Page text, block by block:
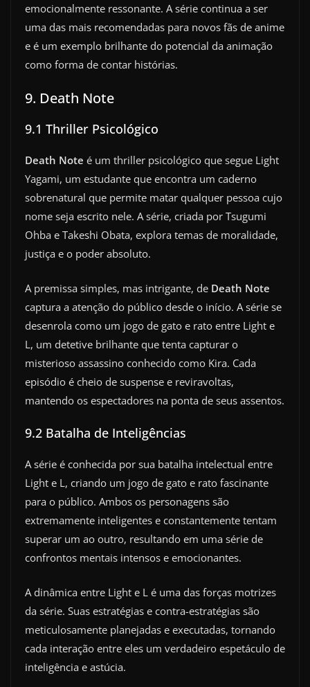
emocionalmente ressonante. A série continua a ser
uma das mais recomendadas para novos fãs de anime
e é um exemplo brilhante do potencial da animação
como forma de contar histórias.
9. Death Note
9.1 Thriller Psicológico
Death Note é um thriller psicológico que segue Light
Yagami, um estudante que encontra um caderno
sobrenatural que permite matar qualquer pessoa cujo
nome seja escrito nele. A série, criada por Tsugumi
Ohba e Takeshi Obata, explora temas de moralidade,
justiça e o poder absoluto.
A premissa simples, mas intrigante, de Death Note
captura a atenção do público desde o início. A série se
desenrola como um jogo de gato e rato entre Light e
L, um detetive brilhante que tenta capturar o
misterioso assassino conhecido como Kira. Cada
episódio é cheio de suspense e reviravoltas,
mantendo os espectadores na ponta de seus assentos.
9.2 Batalha de Inteligências
A série é conhecida por sua batalha intelectual entre
Light e L, criando um jogo de gato e rato fascinante
para o público. Ambos os personagens são
extremamente inteligentes e constantemente tentam
superar um ao outro, resultando em uma série de
confrontos mentais intensos e emocionantes.
A dinâmica entre Light e L é uma das forças motrizes
da série. Suas estratégias e contra-estratégias são
meticulosamente planejadas e executadas, tornando
cada interação entre eles um verdadeiro espetáculo de
inteligência e astúcia.